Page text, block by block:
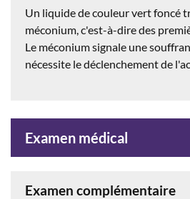
Un liquide de couleur vert foncé
méconium, c'est-à-dire des
Le méconium signale une
nécessite le déclenchement de
Examen médical
Examen complémentaire